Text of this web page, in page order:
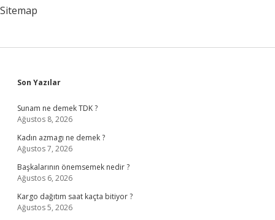
Sitemap
Sidebar
Son Yazılar
Sunam ne demek TDK ?
Ağustos 8, 2026
Kadın azmagı ne demek ?
Ağustos 7, 2026
Başkalarının önemsemek nedir ?
Ağustos 6, 2026
Kargo dağıtım saat kaçta bitiyor ?
Ağustos 5, 2026